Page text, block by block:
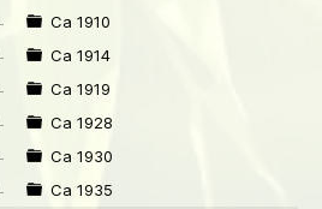
Ca 1910
Ca 1914
Ca 1919
Ca 1928
Ca 1930
Ca 1935